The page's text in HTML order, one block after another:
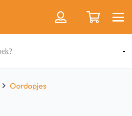
Oordopjes